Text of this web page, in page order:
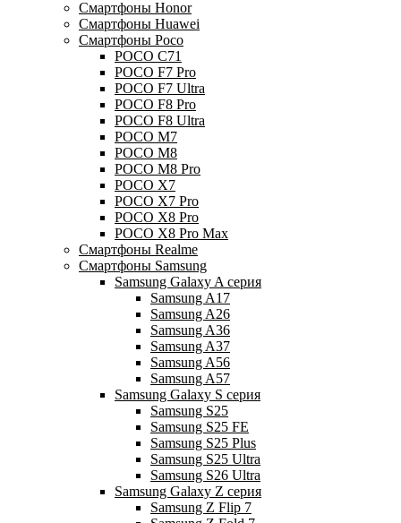
Смартфоны Honor
Смартфоны Huawei
Смартфоны Poco
POCO C71
POCO F7 Pro
POCO F7 Ultra
POCO F8 Pro
POCO F8 Ultra
POCO M7
POCO M8
POCO M8 Pro
POCO X7
POCO X7 Pro
POCO X8 Pro
POCO X8 Pro Max
Смартфоны Realme
Смартфоны Samsung
Samsung Galaxy A серия
Samsung A17
Samsung A26
Samsung A36
Samsung A37
Samsung A56
Samsung A57
Samsung Galaxy S серия
Samsung S25
Samsung S25 FE
Samsung S25 Plus
Samsung S25 Ultra
Samsung S26 Ultra
Samsung Galaxy Z серия
Samsung Z Flip 7